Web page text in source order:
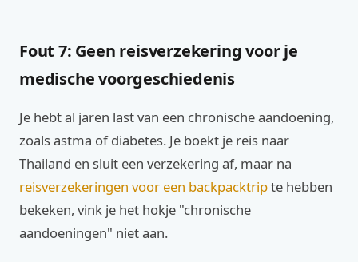
Fout 7: Geen reisverzekering voor je
medische voorgeschiedenis
Je hebt al jaren last van een chronische aandoening,
zoals astma of diabetes. Je boekt je reis naar
Thailand en sluit een verzekering af, maar na
reisverzekeringen voor een backpacktripte hebben
bekeken, vink je het hokje "chronische
aandoeningen" niet aan.